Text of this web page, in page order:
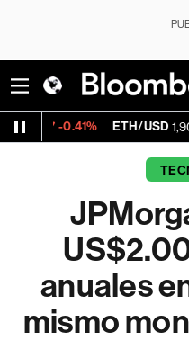
ETH/USD 1,905.145 -
anuales
mismo